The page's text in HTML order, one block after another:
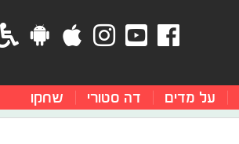
על מדים דה סטורי שחקו